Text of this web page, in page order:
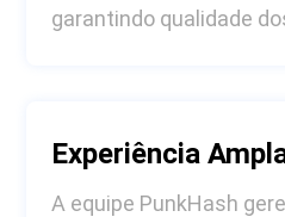
garantindo qualidade
Experiência
A equipe PunkHash